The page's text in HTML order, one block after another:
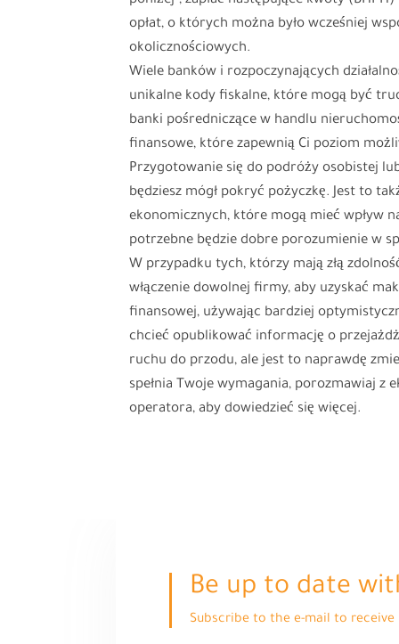
opłat, o których można było wcześniej
okolicznościowych.
Wiele banków i rozpoczynających
unikalne kody fiskalne, które mogą być
banki pośredniczące w handlu
finansowe, które zapewnią Ci poziom
Przygotowanie się do podróży osobistej
będziesz mógł pokryć pożyczkę. Jest to
ekonomicznych, które mogą mieć wpływ
potrzebne będzie dobre porozumienie w
W przypadku tych, którzy mają złą
włączenie dowolnej firmy, aby uzyskać
finansowej, używając bardziej
chcieć opublikować informację o
ruchu do przodu, ale jest to naprawdę
spełnia Twoje wymagania, porozmawiaj
operatora, aby dowiedzieć się więcej.
Be up to date
Subscribe to the e-mail to receive